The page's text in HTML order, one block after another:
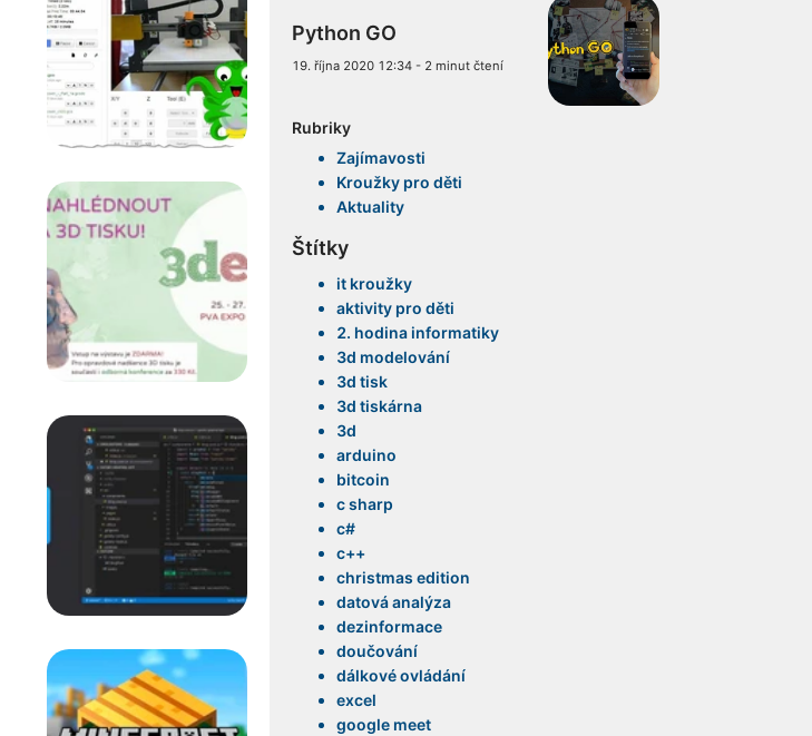
Python GO
19. října 2020 12:34 - 2 minut čtení
Rubriky
Zajímavosti
Kroužky pro děti
Aktuality
Štítky
it kroužky
aktivity pro děti
2. hodina informatiky
3d modelování
3d tisk
3d tiskárna
3d
arduino
bitcoin
c sharp
c#
c++
christmas edition
datová analýza
dezinformace
doučování
dálkové ovládání
excel
google meet